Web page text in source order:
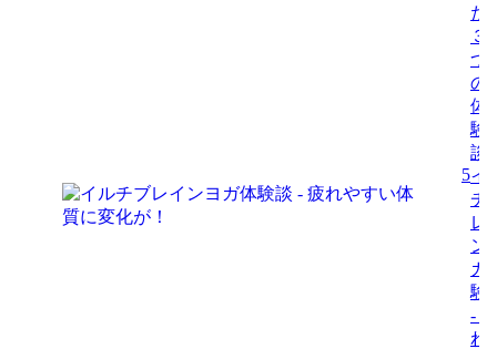
た
３
つ
の
体
験
談
5イ
チ
レ
ン
ガ
験
- 疲
れ